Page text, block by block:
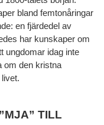
bland femtonåringar
en fjärdedel av
har kunskaper om
ungdomar idag inte
om den kristna
TILL